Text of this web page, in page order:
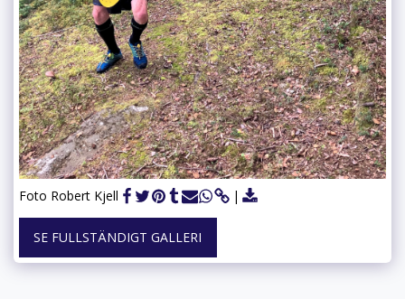
Foto Robert Kjell
SE FULLSTÄNDIGT GALLERI